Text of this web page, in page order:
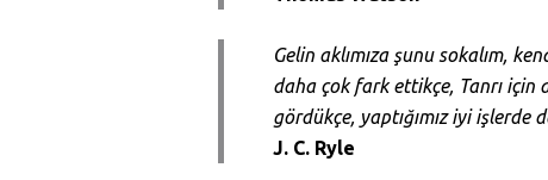
Gelin aklımıza şunu sokalım,
daha çok fark ettikçe, Tanrı için
gördükçe, yaptığımız iyi işlerde
J. C. Ryle